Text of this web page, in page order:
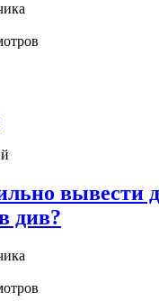
вывести
див?